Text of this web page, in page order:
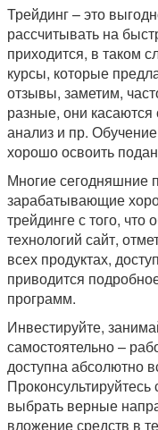
Трейдинг – это
рассчитывать на
приходится, в таком
курсы, которые
отзывы, заметим,
разные, они
анализ и пр.
хорошо освоить
Многие сегодняшние
зарабатывающие
трейдинге с того,
технологий сайт,
всех продуктах,
приводится
программ.
Инвестируйте,
самостоятельно –
доступна абсолютно
выбрать верные
вложение средств в